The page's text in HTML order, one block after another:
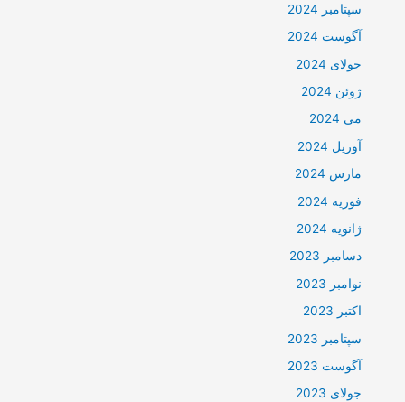
سپتامبر 2024
آگوست 2024
جولای 2024
ژوئن 2024
می 2024
آوریل 2024
مارس 2024
فوریه 2024
ژانویه 2024
دسامبر 2023
نوامبر 2023
اکتبر 2023
سپتامبر 2023
آگوست 2023
جولای 2023